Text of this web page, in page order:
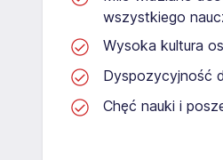
wszystkiego
Wysoka kultura
Dyspozycyjność
Chęć nauki i